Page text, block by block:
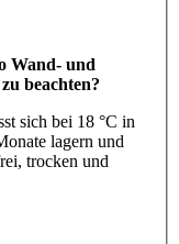
Wand- und
beachten?
sich bei 18 °C in
lagern und
trocken und